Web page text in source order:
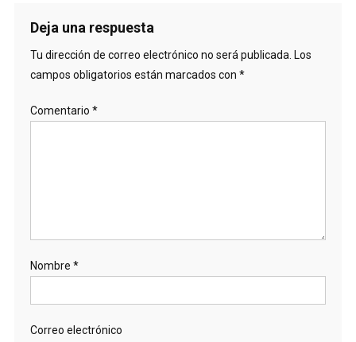
Deja una respuesta
Tu dirección de correo electrónico no será publicada. Los
campos obligatorios están marcados con *
Comentario *
Nombre *
Correo electrónico